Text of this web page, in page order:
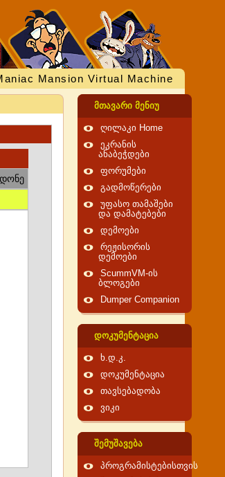
Mansion Virtual Machine
მთავარი მენიუ
ღილაკი Home
ეკრანის
ანაბეჭდები
ფორუმები
გადმოწერები
უფასო თამაშები
და დამატებები
დემოები
რეჟისორის
დემოები
ScummVM-ის
ბლოგები
Dumper Companion
დოკუმენტაცია
ხ.დ.კ.
დოკუმენტაცია
თავსებადობა
ვიკი
შემუშავება
პროგრამისტებისთვის